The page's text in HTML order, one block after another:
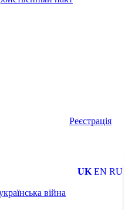
Реєстрація
UK EN RU
війна